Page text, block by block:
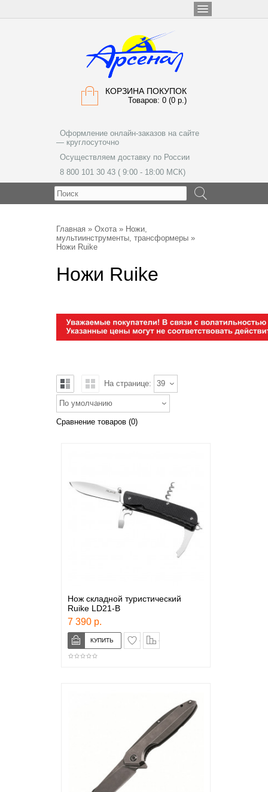
КОРЗИНА ПОКУПОК
Товаров: 0 (0 р.)
Оформление онлайн-заказов на сайте
— круглосуточно
Осуществляем доставку по России
8 800 101 30 43 ( 9:00 - 18:00 МСК)
Главная » Охота» Ножи,
мультиинструменты, трансформеры »
Ножи Ruike
Ножи Ruike
На странице: 39
По умолчанию
Сравнение товаров (0)
Нож складной туристический
Ruike LD21-B
7 390 р.
в закладки